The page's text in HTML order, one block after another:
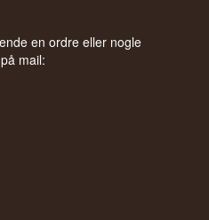
en ordre eller nogle
mail: